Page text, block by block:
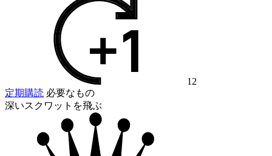
12
定期購読 必要なもの
深いスクワットを飛ぶ